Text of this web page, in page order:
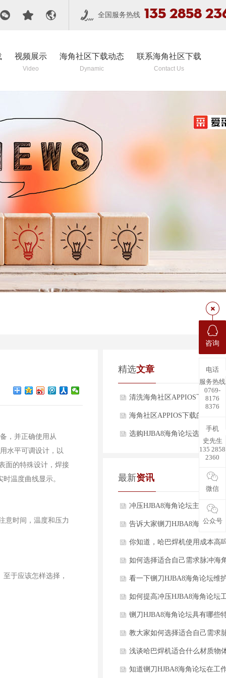
全国服务热线 135 2858
视频展示
Video
海角社区下载动态
Dynamic
联系海角社区下载
Contact Us
，并正确使用从
水平可调设计，以
的特殊设计，焊接
温度曲线显示。
意时间，温度和压力
于应该怎样选择，
精选文章
清洗海角社区APPIOS下载应
些方面？
海角社区APPIOS下载的操作流
选购HJBA8海角论坛选购重点
最新资讯
冲压HJBA8海角论坛主要工作
及特点详细介绍！
告诉大家铡刀HJBA8海角论坛
流程与特点分别是什么？
你知道，哈巴焊机使用成本高吗
如何选择适合自己需求脉冲海
区APPIOS下载？
看一下铡刀HJBA8海角论坛维
保养方法有哪些？
如何提高冲压HJBA8海角论坛
效率？
铡刀HJBA8海角论坛具有哪些
点，值得选择？
教大家如何选择适合自己需求
海角社区APPIOS下载？
浅谈哈巴焊机适合什么材质物
接？
知道铡刀HJBA8海角论坛在工
咨询
电话
服务热线
0769-
8176
8376
手机
史先生
135 2858
2360
微信
公众号